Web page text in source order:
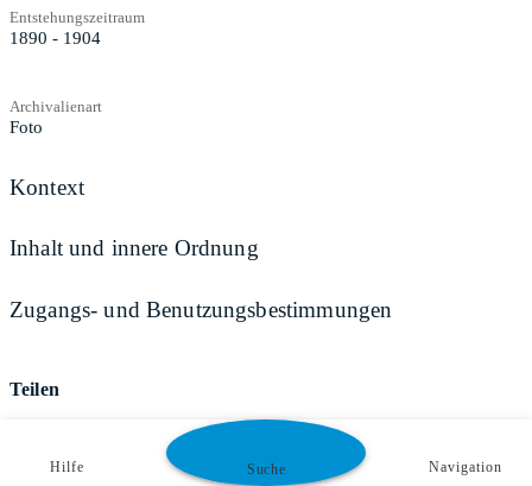
Entstehungszeitraum
1890 - 1904
Archivalienart
Foto
Kontext
Inhalt und innere Ordnung
Zugangs- und Benutzungsbestimmungen
Teilen
Hilfe Suche Navigation